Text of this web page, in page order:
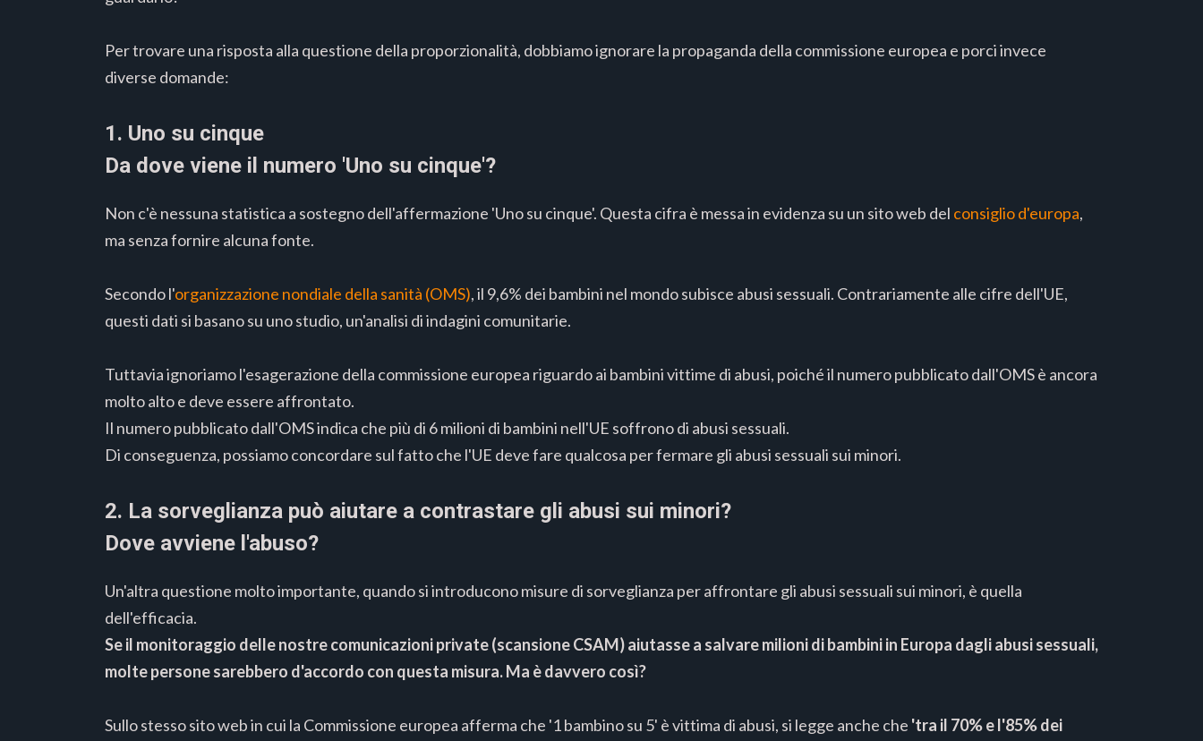
Per trovare una risposta alla questione della proporzionalità, dobbiamo ignorare la propaganda della commissione europea e porci invece
diverse domande:
1. Uno su cinque
Da dove viene il numero 'Uno su cinque'?
Non c'è nessuna statistica a sostegno dell'affermazione 'Uno su cinque'. Questa cifra è messa in evidenza su un sito web del consiglio d'europa,
ma senza fornire alcuna fonte.
Secondo l'organizzazione nondiale della sanità (OMS), il 9,6% dei bambini nel mondo subisce abusi sessuali. Contrariamente alle cifre dell'UE,
questi dati si basano su uno studio, un'analisi di indagini comunitarie.
Tuttavia ignoriamo l'esagerazione della commissione europea riguardo ai bambini vittime di abusi, poiché il numero pubblicato dall'OMS è ancora
molto alto e deve essere affrontato.
Il numero pubblicato dall'OMS indica che più di 6 milioni di bambini nell'UE soffrono di abusi sessuali.
Di conseguenza, possiamo concordare sul fatto che l'UE deve fare qualcosa per fermare gli abusi sessuali sui minori.
2. La sorveglianza può aiutare a contrastare gli abusi sui minori?
Dove avviene l'abuso?
Un'altra questione molto importante, quando si introducono misure di sorveglianza per affrontare gli abusi sessuali sui minori, è quella
dell'efficacia.
Se il monitoraggio delle nostre comunicazioni private (scansione CSAM) aiutasse a salvare milioni di bambini in Europa dagli abusi sessuali,
molte persone sarebbero d'accordo con questa misura. Ma è davvero così?
Sullo stesso sito web in cui la Commissione europea afferma che '1 bambino su 5' è vittima di abusi, si legge anche che 'tra il 70% e l'85% dei